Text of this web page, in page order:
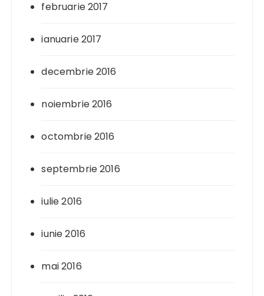
februarie 2017
ianuarie 2017
decembrie 2016
noiembrie 2016
octombrie 2016
septembrie 2016
iulie 2016
iunie 2016
mai 2016